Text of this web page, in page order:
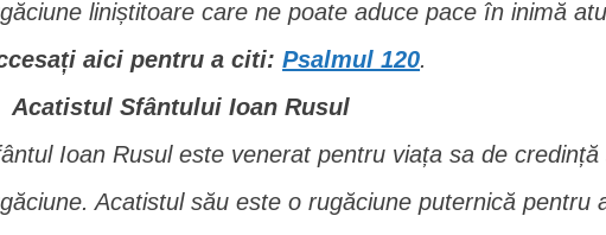
liniștitoare care ne poate aduce pace în inimă
aici pentru a citi:Psalmul 120.
Acatistul Sfântului Ioan Rusul
Ioan Rusul este venerat pentru viața sa de
Acatistul său este o rugăciune puternică pentru